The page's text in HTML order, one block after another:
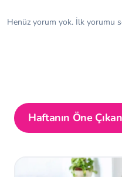
Henüz yorum yok. İlk yorumu
Haftanın Öne